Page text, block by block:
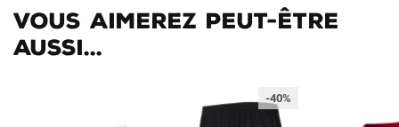
Vous aimerez peut-être
aussi...
-40%